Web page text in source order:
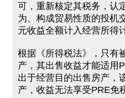
可，重新核定其税务，认
为、构成贸易性质的投机
元收益全额计入经营所得
根据《所得税法》，只有
产，其出售收益才能适用
出于经营目的出售房产，
产，收益无法享受PRE免